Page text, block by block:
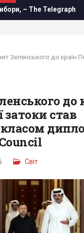
Основний
до
затоки став
Світ